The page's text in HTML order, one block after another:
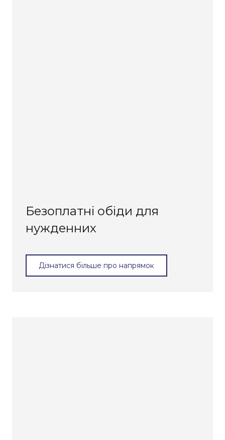
Безоплатні обіди для
нужденних
Дізнатися більше про напрямок